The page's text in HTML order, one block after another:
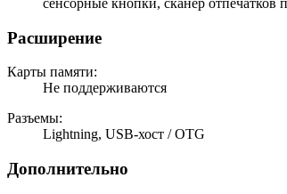
Расширение
Карты памяти:
Не поддерживаются
Разъемы:
Lightning, USB-хост / OTG
Дополнительно